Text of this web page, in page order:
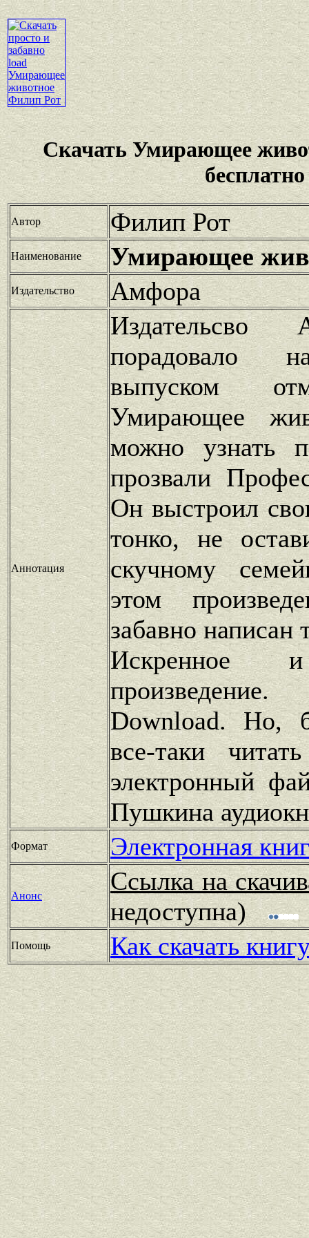
Скачать Умирающее
бесплатно
Автор Филип Рот
Наименование Умирающее
Издательство Амфора
Аннотация
Издательсво
порадовало
выпуском
Умирающее
можно узнать
прозвали
Он выстроил
тонко, не
скучному
этом
забавно написан
Искренное и
Download. Но,
все-таки
электронный
Пушкина
Формат Электронная
Анонс
Ссылка на
недоступна)
Помощь Как скачать